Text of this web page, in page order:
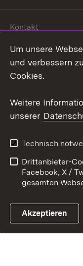
Link zum
Kontakt
Impressum
Um unsere
und verbessern
Cookies.
Weitere
unserer
Technisch
Drittanbieter-
Facebook, X /
gesamten
Akzeptieren